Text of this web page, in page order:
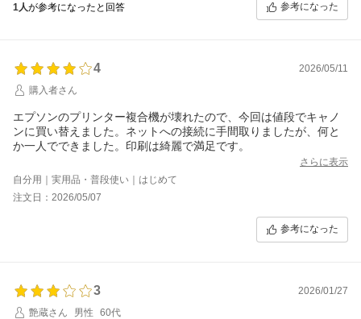
1人が参考になったと回答 参考になった
4
2026/05/11
購入者さん
エプソンのプリンター複合機が壊れたので、今回は値段でキャノ
ンに買い替えました。ネットへの接続に手間取りましたが、何と
か一人でできました。印刷は綺麗で満足です。
さらに表示
自分用｜実用品・普段使い｜はじめて
注文日：2026/05/07
参考になった
3
2026/01/27
艶蔵さん
男性 60代